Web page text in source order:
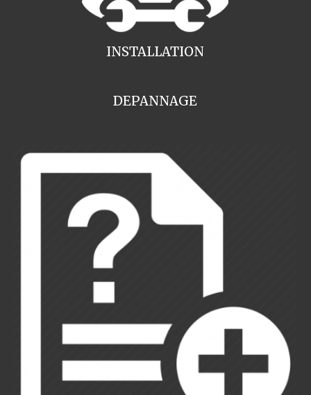
INSTALLATION
DEPANNAGE